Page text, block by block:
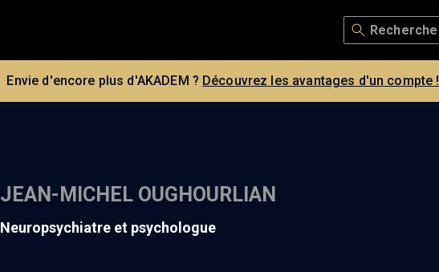
Envie d'encore plus d'AKADEM ? Découvrez les avantages d'un compte !
JEAN-MICHEL OUGHOURLIAN
neuropsychiatre et psychologue